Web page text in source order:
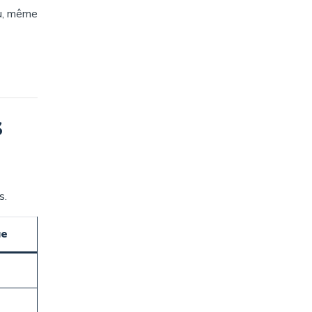
même